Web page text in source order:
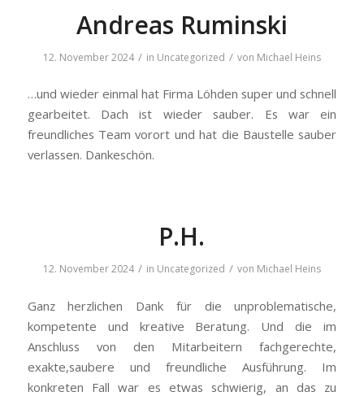
Andreas Ruminski
12. November 2024 / in Uncategorized / von Michael Heins
…und wieder einmal hat Firma Löhden super und schnell
gearbeitet. Dach ist wieder sauber. Es war ein
freundliches Team vorort und hat die Baustelle sauber
verlassen. Dankeschön.
P.H.
12. November 2024 / in Uncategorized / von Michael Heins
Ganz herzlichen Dank für die unproblematische,
kompetente und kreative Beratung. Und die im
Anschluss von den Mitarbeitern fachgerechte,
exakte,saubere und freundliche Ausführung. Im
konkreten Fall war es etwas schwierig, an das zu